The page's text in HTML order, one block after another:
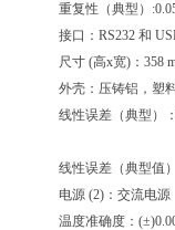
重复性（典型）
接口：RS232 和
尺寸 (高x宽)：358
外壳：压铸铝，塑
线性误差（典型）
线性误差（典型值
电源 (2)：交流电源
温度准确度：